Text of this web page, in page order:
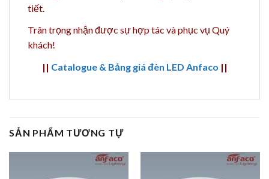
tiết.
Trân trọng nhận được sự hợp tác và phục vụ Quý
khách!
|| Catalogue & Bảng giá đèn LED Anfaco ||
SẢN PHẨM TƯƠNG TỰ